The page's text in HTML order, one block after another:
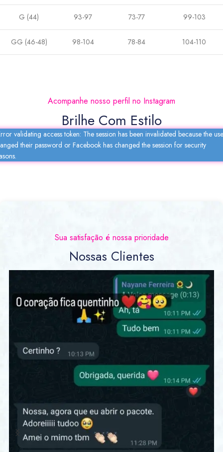
G (44) 93-97 73-77 99-103
GG (46-48) 98-104 78-84 104-110
Acompanhe nosso perfil no Instagram
Brilhe Com Estilo
validating access token: The session has been invalidated because the
their password or Facebook has changed the session for security
Sua satisfação é nossa prioridade
Nossas Clientes